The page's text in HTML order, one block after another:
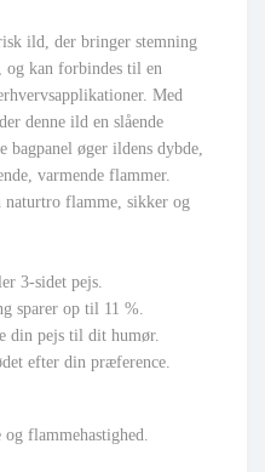
ild, der bringer stemning
og kan forbindes til en
Med
denne ild en slående
bagpanel øger ildens dybde,
varmende flammer.
naturtro flamme, sikker og
3-sidet pejs.
sparer op til 11 %.
din pejs til dit humør.
efter din præference.
flammehastighed.